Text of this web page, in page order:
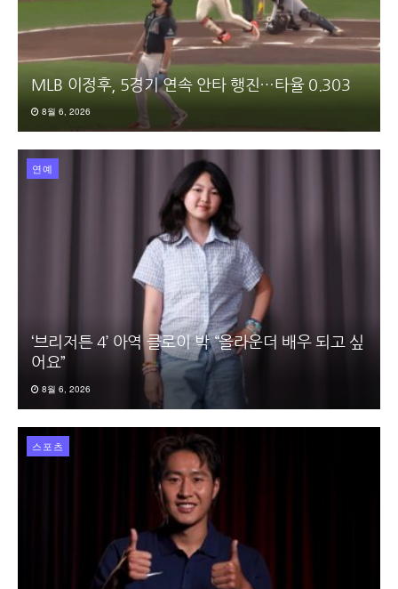
MLB 이정후, 5경기 연속 안타 행진…타율 0.303
8월 6, 2026
연예
‘브리저튼 4’ 아역 클로이 박 “올라운더 배우 되고 싶
어요”
8월 6, 2026
스포츠